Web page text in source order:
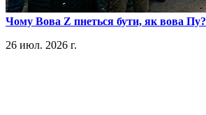
​Чому Вова Z пнеться бути, як вова Пу?
26 июл. 2026 г.